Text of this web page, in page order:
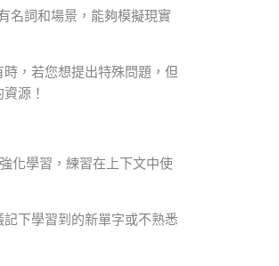
名詞和場景，能夠模擬現實
，若您想提出特殊問題，但
源！
化學習，練習在上下文中使
下學習到的新單字或不熟悉